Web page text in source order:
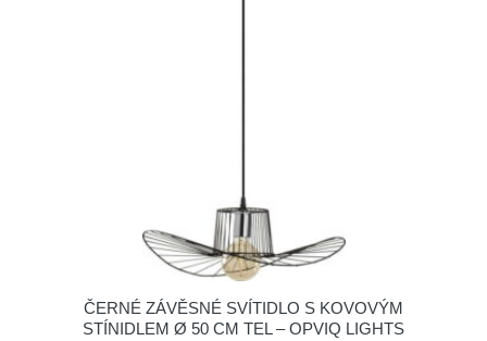
ČERNÉ ZÁVĚSNÉ SVÍTIDLO S KOVOVÝM
STÍNIDLEM Ø 50 CM TEL – OPVIQ LIGHTS